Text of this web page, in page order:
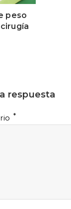
peso
respuesta
*